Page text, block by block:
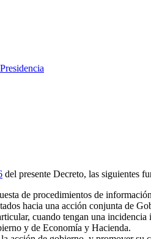
del presente Decreto, las siguientes
de procedimientos de
hacia una acción conjunta de
cuando tengan una
y de Economía y Hacienda.